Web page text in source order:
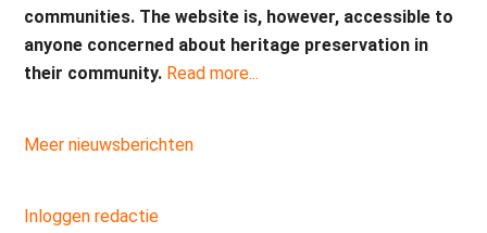
communities. The website is, however, accessible to
anyone concerned about heritage preservation in
their community. Read more...
Meer nieuwsberichten
Inloggen redactie